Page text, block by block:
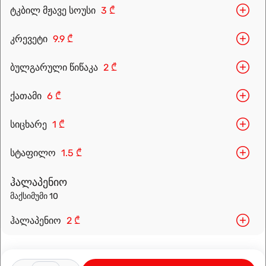
ტკბილ მჟავე სოუსი 3 ₾
კრევეტი 9.9 ₾
ბულგარული წიწაკა 2 ₾
ქათამი 6 ₾
სიცხარე 1 ₾
სტაფილო 1.5 ₾
ჰალაპენიო
მაქსიმუმი 10
ჰალაპენიო 2 ₾